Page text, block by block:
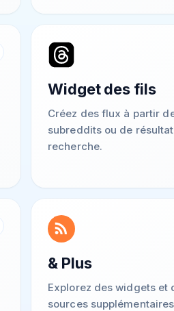
Widget des fils
Créez des flux à partir
subreddits ou de
recherche.
& Plus
Explorez des widgets et
sources